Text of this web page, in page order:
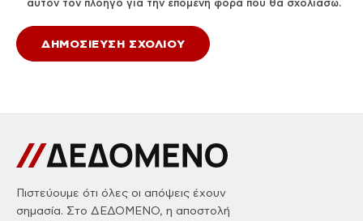
αυτόν τον πλοηγό για την επόμενη φορά που θα σχολιάσω.
Πιστεύουμε ότι όλες οι απόψεις έχουν
σημασία. Στο ΔΕΔΟΜΕΝΟ, η αποστολή